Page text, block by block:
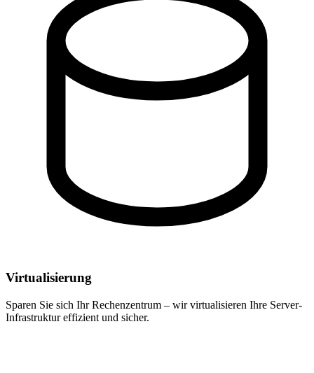
Virtualisierung
Sparen Sie sich Ihr Rechenzentrum – wir virtualisieren Ihre Server-
Infrastruktur effizient und sicher.